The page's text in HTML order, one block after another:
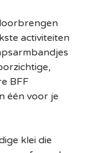
activiteiten
BFF
één voor je
klei die